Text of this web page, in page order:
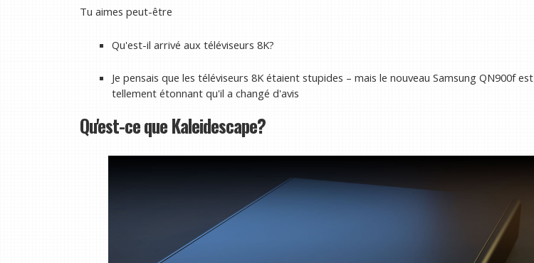
Tu aimes peut-être
Qu'est-il arrivé aux téléviseurs 8K?
Je pensais que les téléviseurs 8K étaient stupides – mais le nouveau Samsung QN900f est
tellement étonnant qu'il a changé d'avis
Qu'est-ce que Kaleidescape?